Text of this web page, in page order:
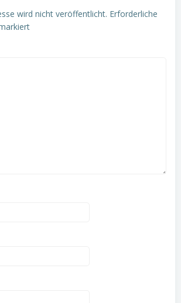
wird nicht veröffentlicht. Erforderliche